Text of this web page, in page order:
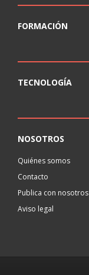
FORMACIÓN
TECNOLOGÍA
NOSOTROS
Quiénes somos
Contacto
Publica con nosotros
Aviso legal